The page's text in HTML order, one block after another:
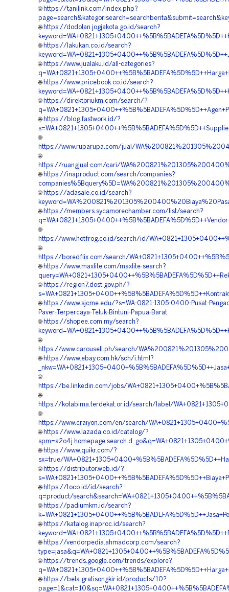
🌐 https://tanilink.com/index.php?
🌐 https://dodolan.jogjakota.go.id/search?
🌐 https://lakukan.co.id/search?
🌐 https://www.jualaku.id/all-categories?
🌐 https://www.pricebook.co.id/search?
🌐 https://direktoriukm.com/search/?
🌐 https://blog.fastwork.id/?
🌐
https://www.ruparupa.com/jual/
🌐
https://ruangjual.com/cari/
🌐 https://inaproduct.com/search/companies?
🌐 https://adasale.co.id/search?
🌐 https://members.sycamorechamber.com/list/search?
🌐
https://www.hotfrog.co.id/search/id/
🌐
https://boredflix.com/search/
🌐 https://www.maxlite.com/maxlite-search?
🌐 https://region7.dost.gov.ph/?
🌐 https://www.sjcme.edu/?s=WA-0821-1305-0400-Pusat-
Paver-Terpercaya-Teluk-Bintuni-Papua-Barat
🌐 https://shopee.com.my/search?
🌐
https://www.carousell.ph/search/
🌐 https://www.ebay.com.hk/sch/i.html?
🌐
https://be.linkedin.com/jobs/
🌐
https://kotabima.terdekat.or.id/search/label/
🌐
https://www.craiyon.com/en/search/
🌐 https://www.lazada.co.id/catalog/?
🌐 https://www.quikr.com/?
sx=true/
🌐 https://distributor.web.id/?
🌐 https://toco.id/id/search?
q=product/
🌐 https://padiumkm.id/search?
🌐 https://katalog.inaproc.id/search?
🌐 https://vendorpedia.ahmadcorp.com/search?
🌐 https://trends.google.com/trends/explore?
🌐 https://bela.gratisongkir.id/products/10?